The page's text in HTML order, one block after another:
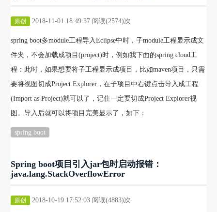
原创 2018-11-01 18:49:37 阅读(2574)次
spring boot多module工程导入Eclipse中时，子module工程显示成文
件夹，不会加载成项目(project)时，例如我下面的spring cloud工
程：此时，如果想要将子工程显示成项目，比如maven项目，只需
要将视图切成Project Explorer，在子项目中右键点击导入成工程
(Import as Project)就可以了，记住一定要切成Project Explorer视
图。导入后就可以将项目完美显示了，如下：
spring boot
Spring boot项目引入jar包时启动报错：
java.lang.StackOverflowError
原创 2018-10-19 17:52:03 阅读(4883)次